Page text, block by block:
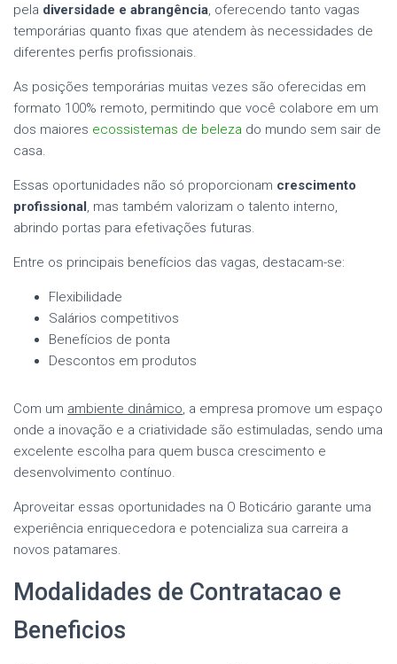
pela diversidade e abrangência, oferecendo tanto vagas
temporárias quanto fixas que atendem às necessidades de
diferentes perfis profissionais.
As posições temporárias muitas vezes são oferecidas em
formato 100% remoto, permitindo que você colabore em um
dos maiores ecossistemas de beleza do mundo sem sair de
casa.
Essas oportunidades não só proporcionam crescimento
profissional, mas também valorizam o talento interno,
abrindo portas para efetivações futuras.
Entre os principais benefícios das vagas, destacam-se:
Flexibilidade
Salários competitivos
Benefícios de ponta
Descontos em produtos
Com um ambiente dinâmico, a empresa promove um espaço
onde a inovação e a criatividade são estimuladas, sendo uma
excelente escolha para quem busca crescimento e
desenvolvimento contínuo.
Aproveitar essas oportunidades na O Boticário garante uma
experiência enriquecedora e potencializa sua carreira a
novos patamares.
Modalidades de Contratacao e
Beneficios